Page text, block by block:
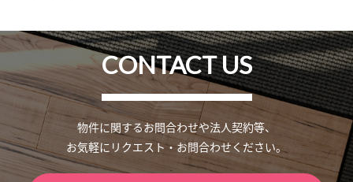
CONTACT US
物件に関するお問合わせや法人契約等、
お気軽にリクエスト・お問合わせください。